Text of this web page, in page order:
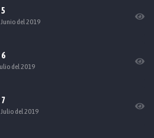
5
del 2019
6
del 2019
7
Julio del 2019